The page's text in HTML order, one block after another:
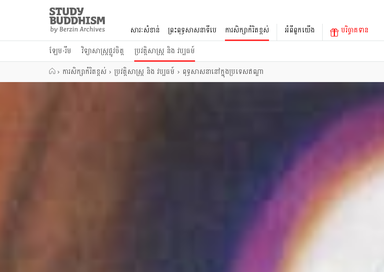
Study
Buddhism
Home
សារៈសំខាន់ ព្រះពុទ្ធសាសនាទីបេ
ការសិក្សាកំរិតខ្ពស់
ឡែម-រីម
វិទ្យាសាស្រ្តផ្លូវចិត្ត ប្រវត្តិសាស្រ្ត និង វប្បធម៍
អំពីពួកយើង បរិច្ចាគទាន
› ការសិក្សាកំរិតខ្ពស់ › ប្រវត្តិសាស្រ្ត និង វប្បធម៍ › ពុទ្ធសាសនានៅក្នុងប្រទេសឥណ្ឌា